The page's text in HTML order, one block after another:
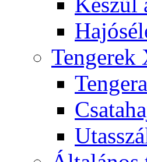
Tengerek